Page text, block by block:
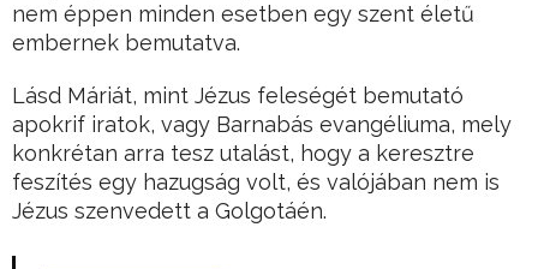
nem éppen minden esetben egy szent életű
embernek bemutatva.
Lásd Máriát, mint Jézus feleségét bemutató
apokrif iratok, vagy Barnabás evangéliuma, mely
konkrétan arra tesz utalást, hogy a keresztre
feszítés egy hazugság volt, és valójában nem is
Jézus szenvedett a Golgotáén.